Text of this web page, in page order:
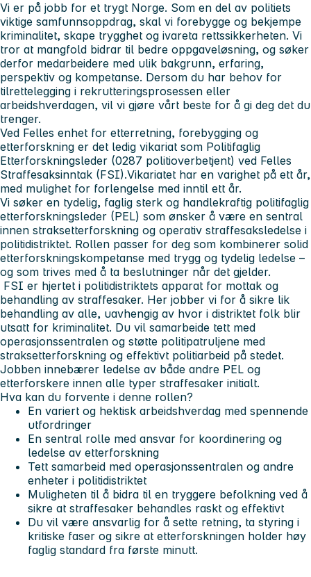
Vi er på jobb for et trygt Norge. Som en del av politiets
viktige samfunnsoppdrag, skal vi forebygge og bekjempe
kriminalitet, skape trygghet og ivareta rettssikkerheten. Vi
tror at mangfold bidrar til bedre oppgaveløsning, og søker
derfor medarbeidere med ulik bakgrunn, erfaring,
perspektiv og kompetanse. Dersom du har behov for
tilrettelegging i rekrutteringsprosessen eller
arbeidshverdagen, vil vi gjøre vårt beste for å gi deg det du
trenger.
Ved Felles enhet for etterretning, forebygging og
etterforskning er det ledig vikariat som Politifaglig
Etterforskningsleder (0287 politioverbetjent) ved Felles
Straffesaksinntak (FSI).Vikariatet har en varighet på ett år,
med mulighet for forlengelse med inntil ett år.
Vi søker en tydelig, faglig sterk og handlekraftig politifaglig
etterforskningsleder (PEL) som ønsker å være en sentral
innen straksetterforskning og operativ straffesaksledelse i
politidistriktet. Rollen passer for deg som kombinerer solid
etterforskningskompetanse med trygg og tydelig ledelse –
og som trives med å ta beslutninger når det gjelder.
FSI er hjertet i politidistriktets apparat for mottak og
behandling av straffesaker. Her jobber vi for å sikre lik
behandling av alle, uavhengig av hvor i distriktet folk blir
utsatt for kriminalitet. Du vil samarbeide tett med
operasjonssentralen og støtte politipatruljene med
straksetterforskning og effektivt politiarbeid på stedet.
Jobben innebærer ledelse av både andre PEL og
etterforskere innen alle typer straffesaker initialt.
Hva kan du forvente i denne rollen?
En variert og hektisk arbeidshverdag med spennende
utfordringer
En sentral rolle med ansvar for koordinering og
ledelse av etterforskning
Tett samarbeid med operasjonssentralen og andre
enheter i politidistriktet
Muligheten til å bidra til en tryggere befolkning ved å
sikre at straffesaker behandles raskt og effektivt
Du vil være ansvarlig for å sette retning, ta styring i
kritiske faser og sikre at etterforskningen holder høy
faglig standard fra første minutt.